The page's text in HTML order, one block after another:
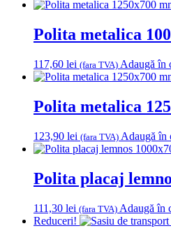
Polita metalica
117,60 lei (fara TVA) Adaugă în
Polita metalica
123,90 lei (fara TVA) Adaugă în
Polita placaj
111,30 lei (fara TVA) Adaugă în
Reduceri!